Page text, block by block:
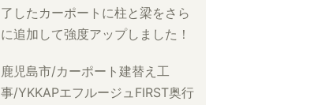
了したカーポートに柱と梁をさら
に追加して強度アップしました！
鹿児島市/カーポート建替え工
事/YKKAPエフルージュFIRST奥行